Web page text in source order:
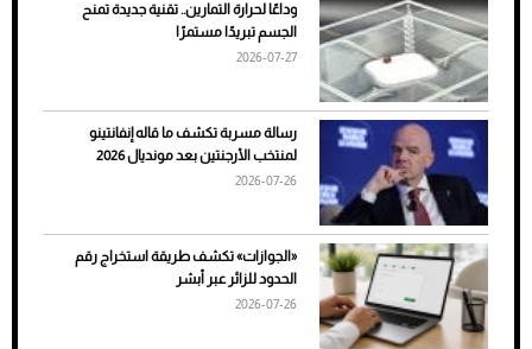
7 نصائح لاختيار لون البنطلون المناسب للقميص
الأسود
وداعًا لحرارة التمارين.. تقنية جديدة تمنح
الجسم تبريدًا مستمرًا
2026-07-27
رسالة مسربة تكشف ما قاله إنفانتينو
لمنتخب الأرجنتين بعد مونديال 2026
2026-07-26
«الجوازات» تكشف طريقة استخراج رقم
الحدود للزائر عبر أبشر
2026-07-26